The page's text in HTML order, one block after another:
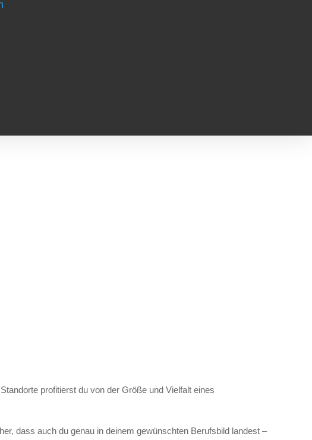
profitierst du von der Größe und Vielfalt eines
dass auch du genau in deinem gewünschten Berufsbild landest –